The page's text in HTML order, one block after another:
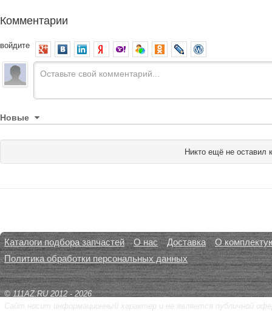
Комментарии
войдите
Новые
Никто ещё не оставил
Каталоги подбора запчастей О нас Доставка
О
Политика обработки персональных данных
© 111AZ.RU 2012 - 2026
Сайт носит информационный характер и не является публичной